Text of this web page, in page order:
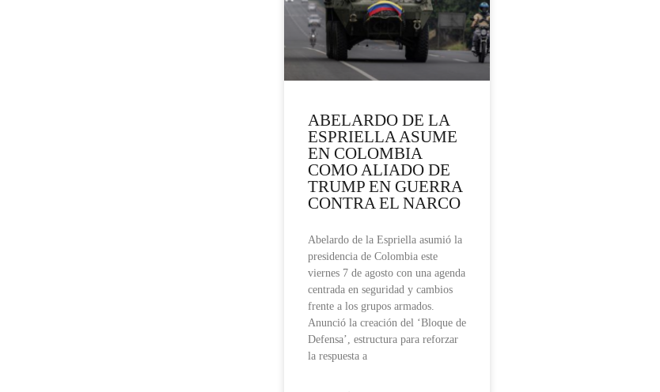
ABELARDO DE LA
ESPRIELLA ASUME
EN COLOMBIA
COMO ALIADO DE
TRUMP EN GUERRA
CONTRA EL NARCO
Abelardo de la Espriella asumió la
presidencia de Colombia este
viernes 7 de agosto con una agenda
centrada en seguridad y cambios
frente a los grupos armados.
Anunció la creación del ‘Bloque de
Defensa’, estructura para reforzar
la respuesta a